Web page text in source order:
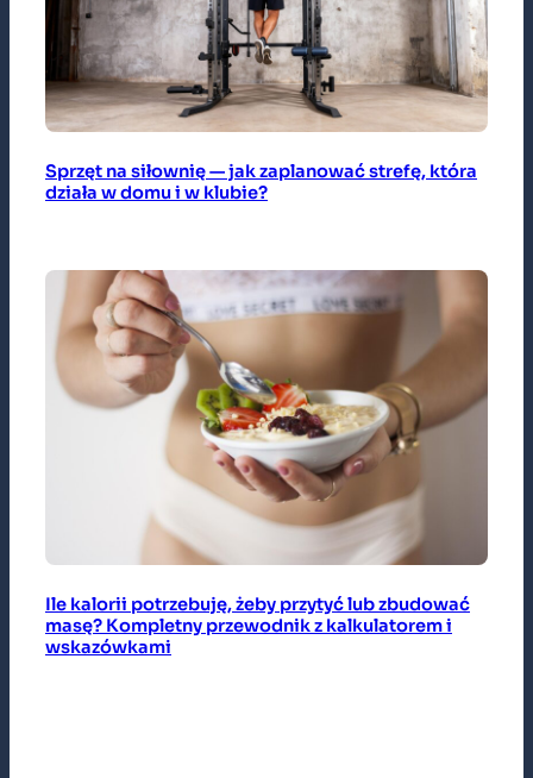
Sprzęt na siłownię — jak zaplanować strefę, która
działa w domu i w klubie?
Ile kalorii potrzebuję, żeby przytyć lub zbudować
masę? Kompletny przewodnik z kalkulatorem i
wskazówkami